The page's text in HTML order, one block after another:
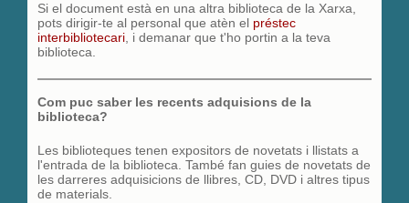
Si el document està en una altra biblioteca de la Xarxa,
pots dirigir-te al personal que atèn el préstec
interbibliotecari, i demanar que t'ho portin a la teva
biblioteca.
Com puc saber les recents adquisions de la
biblioteca?
Les biblioteques tenen expositors de novetats i llistats a
l'entrada de la biblioteca. També fan guies de novetats de
les darreres adquisicions de llibres, CD, DVD i altres tipus
de materials.